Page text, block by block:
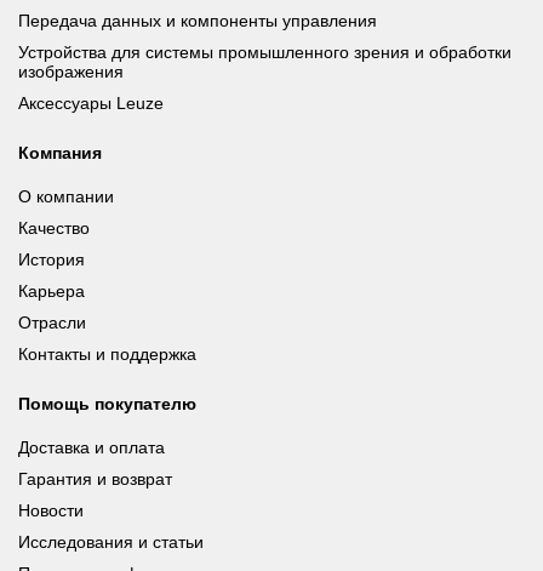
Передача данных и компоненты управления
Устройства для системы промышленного зрения и обработки
изображения
Аксессуары Leuze
Компания
О компании
Качество
История
Карьера
Отрасли
Контакты и поддержка
Помощь покупателю
Доставка и оплата
Гарантия и возврат
Новости
Исследования и статьи